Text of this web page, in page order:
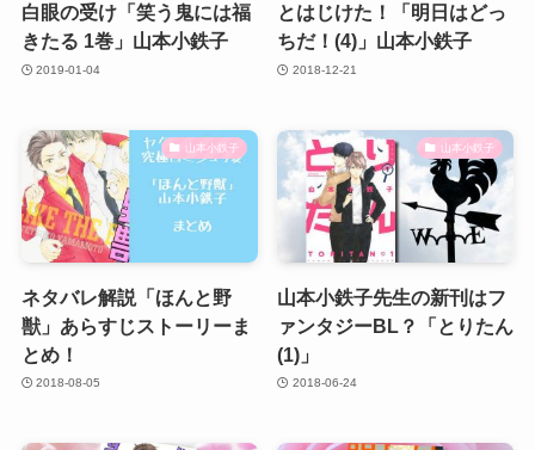
白眼の受け「笑う鬼には福
きたる 1巻」山本小鉄子
2019-01-04
とはじけた！「明日はどっ
ちだ！(4)」山本小鉄子
2018-12-21
山本小鉄子
ネタバレ解説「ほんと野
獣」あらすじストーリーま
とめ！
2018-08-05
山本小鉄子
山本小鉄子先生の新刊はフ
ァンタジーBL？「とりたん
(1)」
2018-06-24